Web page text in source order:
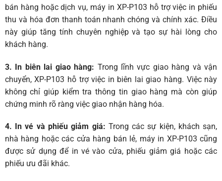
bán hàng hoặc dịch vụ, máy in XP-P103 hỗ trợ việc in phiếu
thu và hóa đơn thanh toán nhanh chóng và chính xác. Điều
này giúp tăng tính chuyên nghiệp và tạo sự hài lòng cho
khách hàng.
3. In biên lai giao hàng: Trong lĩnh vực giao hàng và vận
chuyển, XP-P103 hỗ trợ việc in biên lai giao hàng. Việc này
không chỉ giúp kiểm tra thông tin giao hàng mà còn giúp
chứng minh rõ ràng việc giao nhận hàng hóa.
4. In vé và phiếu giảm giá: Trong các sự kiện, khách sạn,
nhà hàng hoặc các cửa hàng bán lẻ, máy in XP-P103 cũng
được sử dụng để in vé vào cửa, phiếu giảm giá hoặc các
phiếu ưu đãi khác.